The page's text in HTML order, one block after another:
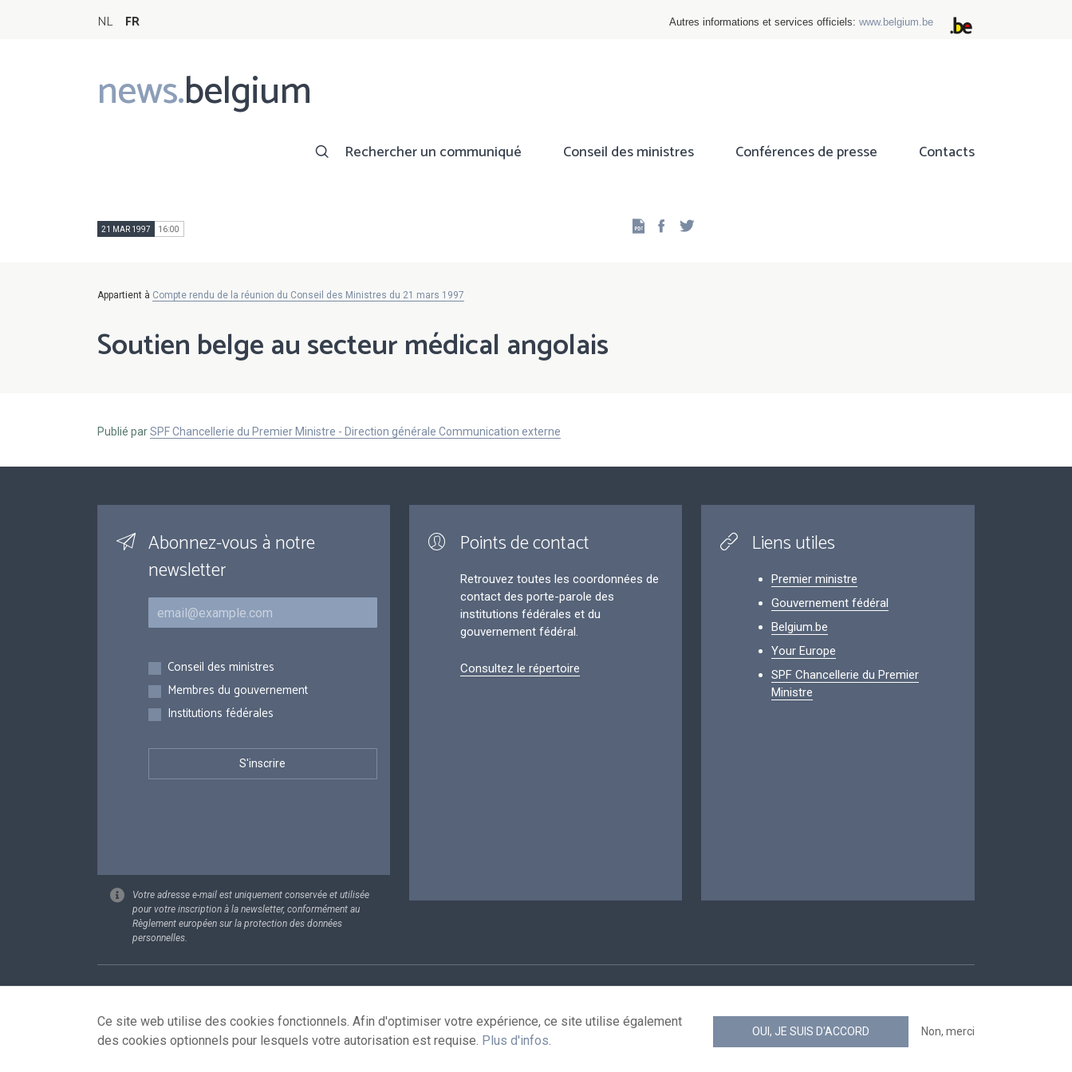
NL FR Autres informations et services officiels: www.belgium.be
news.belgium
Main
navigation
Rechercher un communiqué Conseil des ministres Conférences de presse Contacts
21 MAR 1997 16:00 Facebook
Appartient à Compte rendu de la réunion du Conseil des Ministres du 21 mars 1997
Soutien belge au secteur médical angolais
Publié parSPF Chancellerie du Premier Ministre - Direction générale Communication externe
Abonnez-vous à notre
newsletter
Courriel
Inscriptions
Conseil des ministres
Membres du gouvernement
Institutions fédérales
Votre adresse e-mail est uniquement conservée et utilisée
pour votre inscription à la newsletter, conformément au
Règlement européen sur la protection des données
personnelles.
Points de contact
Retrouvez toutes les coordonnées de
contact des porte-parole des
institutions fédérales et du
gouvernement fédéral.
Consultez le répertoire
Liens utiles
Premier ministre
Gouvernement fédéral
Belgium.be
Your Europe
SPF Chancellerie du Premier
Ministre
Ce site web utilise des cookies fonctionnels. Afin d'optimiser votre expérience, ce site utilise également
des cookies optionnels pour lesquels votre autorisation est requise. Plus d'infos.
OUI, JE SUIS D'ACCORD Non, merci